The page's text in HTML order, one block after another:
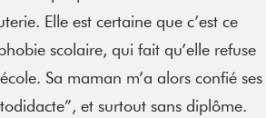
Elle est certaine que c’est ce
scolaire, qui fait qu’elle refuse
Sa maman m’a alors confié ses
et surtout sans diplôme.